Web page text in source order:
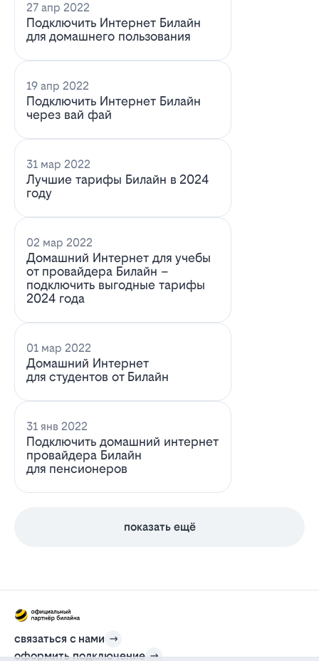
27 апр 2022
Подключить Интернет Билайн
для домашнего пользования
19 апр 2022
Подключить Интернет Билайн
через вай фай
31 мар 2022
Лучшие тарифы Билайн в 2024
году
02 мар 2022
Домашний Интернет для учебы
от провайдера Билайн –
подключить выгодные тарифы
2024 года
01 мар 2022
Домашний Интернет
для студентов от Билайн
31 янв 2022
Подключить домашний интернет
провайдера Билайн
для пенсионеров
показать ещё
связаться с нами
оформить подключение